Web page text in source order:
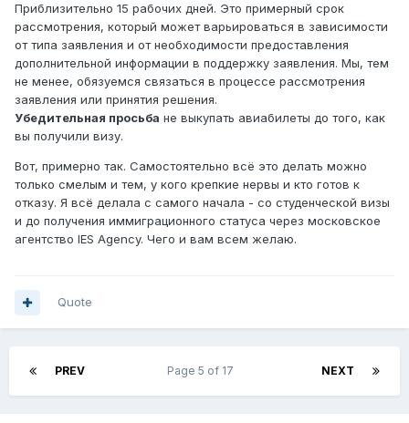
Приблизительно 15 рабочих дней. Это примерный срок
рассмотрения, который может варьироваться в зависимости
от типа заявления и от необходимости предоставления
дополнительной информации в поддержку заявления. Мы, тем
не менее, обязуемся связаться в процессе рассмотрения
заявления или принятия решения.
Убедительная просьба не выкупать авиабилеты до того, как
вы получили визу.
Вот, примерно так. Самостоятельно всё это делать можно
только смелым и тем, у кого крепкие нервы и кто готов к
отказу. Я всё делала с самого начала - со студенческой визы
и до получения иммиграционного статуса через московское
агентство IES Agency. Чего и вам всем желаю.
Quote
PREV NEXT
Page 5 of 17